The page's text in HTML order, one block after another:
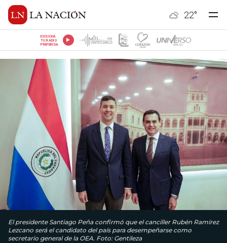
22°
ESCUCHÁ
TU RADIO
PREFERIDA
El presidente Santiago Peña confirmó que el canciller Rubén Ramírez
Lezcano será el candidato del país para desempeñarse como
secretario general de la OEA. Foto: Gentileza